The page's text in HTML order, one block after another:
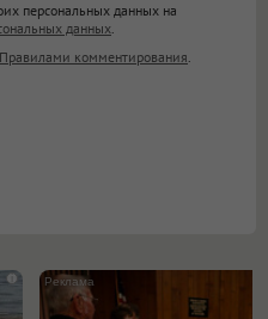
<s>, <big>,
<ul>, <ol>, <li>,
HTML,
становятся
img] будет
персональных данных на
данных
Правилами комментирования
i